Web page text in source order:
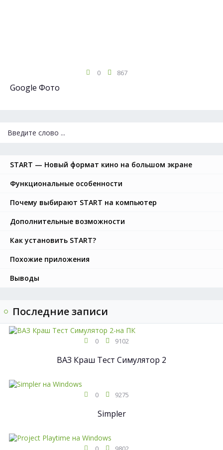
0 867
Google Фото
START — Новый формат кино на большом экране
Функциональные особенности
Почему выбирают START на компьютер
Дополнительные возможности
Как установить START?
Похожие приложения
Выводы
Последние записи
0 9102
ВАЗ Краш Тест Симулятор 2
0 9275
Simpler